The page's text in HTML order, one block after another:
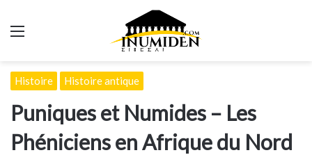
Menu
Histoire Histoire antique
Puniques et Numides – Les
Phéniciens en Afrique du Nord